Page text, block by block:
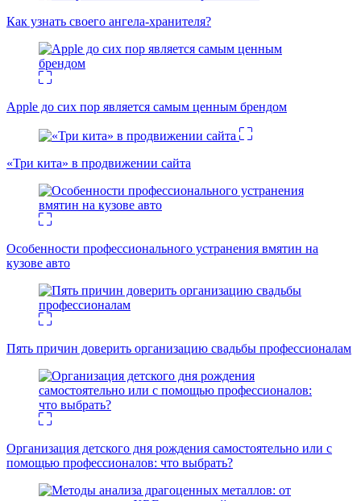
Как узнать своего ангела-хранителя?
Apple до сих пор является самым ценным брендом
«Три кита» в продвижении сайта
Особенности профессионального устранения вмятин на
кузове авто
Пять причин доверить организацию свадьбы профессионалам
Организация детского дня рождения самостоятельно или с
помощью профессионалов: что выбрать?